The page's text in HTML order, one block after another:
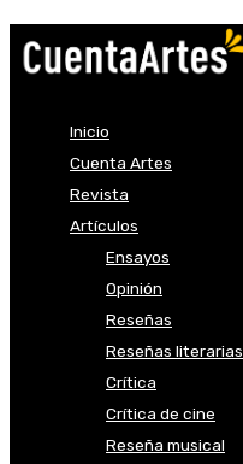
Inicio
Cuenta Artes
Revista
Artículos
Ensayos
Opinión
Reseñas
Reseñas literarias
Crítica
Crítica de cine
Reseña musical